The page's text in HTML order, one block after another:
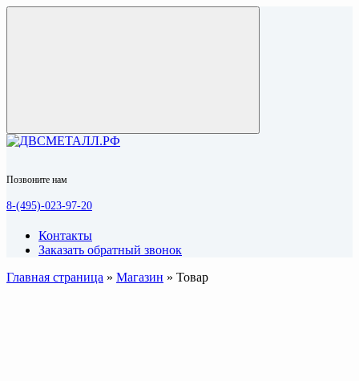
Позвоните нам
8-(495)-023-97-20
Контакты
Заказать обратный звонок
Главная страница » Магазин » Товар